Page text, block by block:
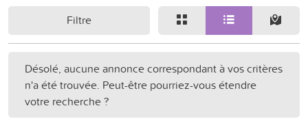
Filtre
Désolé, aucune annonce correspondant à vos critères
n'a été trouvée. Peut-être pourriez-vous étendre
votre recherche ?